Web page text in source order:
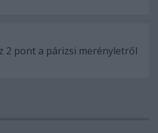
2 pont a párizsi merényletről